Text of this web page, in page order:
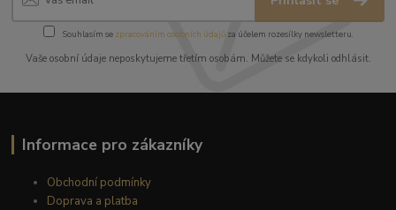
Souhlasím se zpracováním osobních údajůza účelem rozesílky newsletteru.
Vaše osobní údaje neposkytujeme třetím osobám. Můžete se kdykoli odhlásit.
Informace pro zákazníky
Obchodní podmínky
Doprava a platba